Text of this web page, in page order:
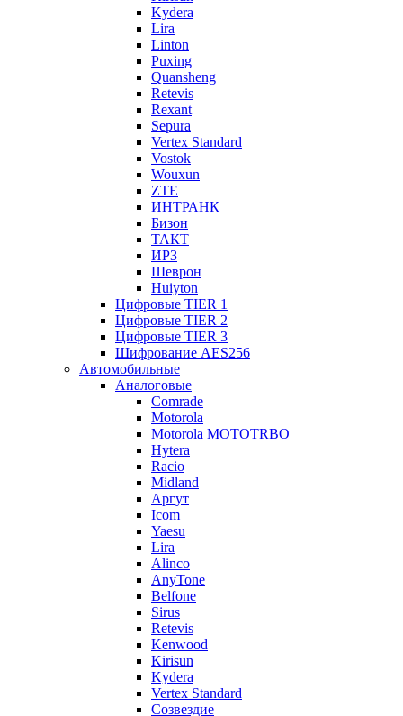
Kydera
Lira
Linton
Puxing
Quansheng
Retevis
Rexant
Sepura
Vertex Standard
Vostok
Wouxun
ZTE
ИНТРАНК
Бизон
ТАКТ
ИРЗ
Шеврон
Huiyton
Цифровые TIER 1
Цифровые TIER 2
Цифровые TIER 3
Шифрование AES256
Автомобильные
Аналоговые
Comrade
Motorola
Motorola MOTOTRBO
Hytera
Racio
Midland
Аргут
Icom
Yaesu
Lira
Alinco
AnyTone
Belfone
Sirus
Retevis
Kenwood
Kirisun
Kydera
Vertex Standard
Созвездие